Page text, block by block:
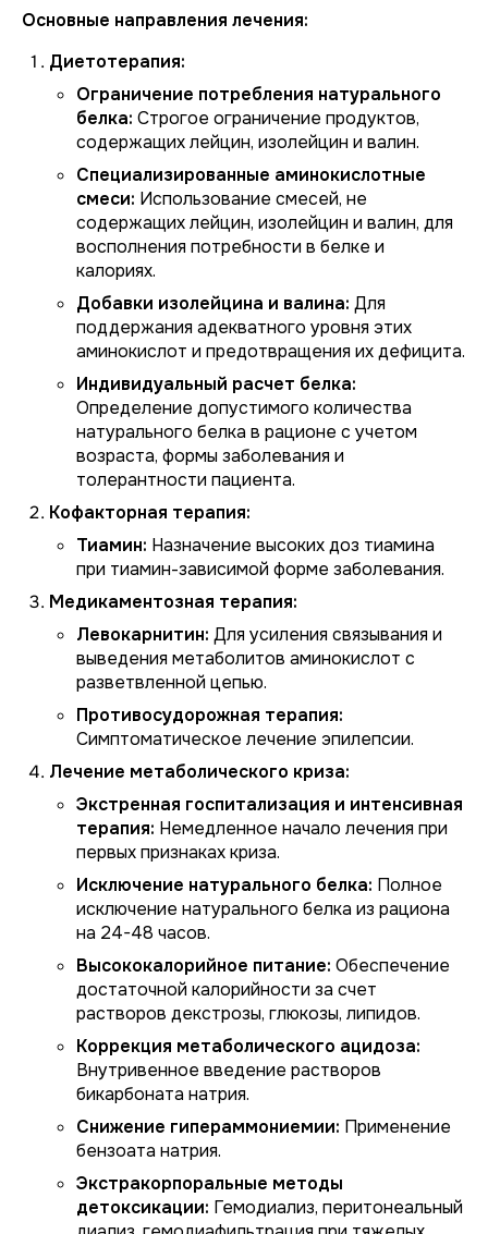
Основные направления лечения:
Диетотерапия:
Ограничение потребления натурального
белка: Строгое ограничение продуктов,
содержащих лейцин, изолейцин и валин.
Специализированные аминокислотные
смеси: Использование смесей, не
содержащих лейцин, изолейцин и валин, для
восполнения потребности в белке и
калориях.
Добавки изолейцина и валина: Для
поддержания адекватного уровня этих
аминокислот и предотвращения их дефицита.
Индивидуальный расчет белка:
Определение допустимого количества
натурального белка в рационе с учетом
возраста, формы заболевания и
толерантности пациента.
Кофакторная терапия:
Тиамин: Назначение высоких доз тиамина
при тиамин-зависимой форме заболевания.
Медикаментозная терапия:
Левокарнитин: Для усиления связывания и
выведения метаболитов аминокислот с
разветвленной цепью.
Противосудорожная терапия:
Симптоматическое лечение эпилепсии.
Лечение метаболического криза:
Экстренная госпитализация и интенсивная
терапия: Немедленное начало лечения при
первых признаках криза.
Исключение натурального белка: Полное
исключение натурального белка из рациона
на 24-48 часов.
Высококалорийное питание: Обеспечение
достаточной калорийности за счет
растворов декстрозы, глюкозы, липидов.
Коррекция метаболического ацидоза:
Внутривенное введение растворов
бикарбоната натрия.
Снижение гипераммониемии: Применение
бензоата натрия.
Экстракорпоральные методы
детоксикации: Гемодиализ, перитонеальный